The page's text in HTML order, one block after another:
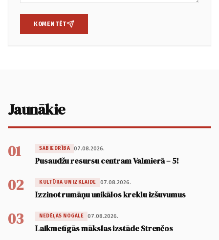
KOMENTĒT
Jaunākie
01 SABIEDRĪBA 07.08.2026.
Pusaudžu resursu centram Valmierā – 5!
02 KULTŪRA UN IZKLAIDE 07.08.2026.
Izzinot rumāņu unikālos kreklu izšuvumus
03 NEDĒĻAS NOGALE 07.08.2026.
Laikmetīgās mākslas izstāde Strenčos